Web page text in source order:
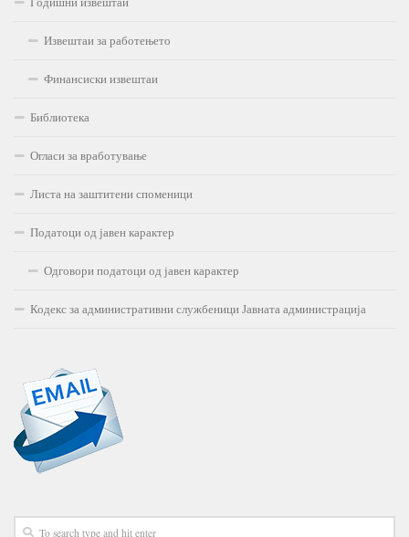
Извештаи за работењето
Финансиски извештаи
Библиотека
Огласи за вработување
Листа на заштитени споменици
Податоци од јавен карактер
Одговори податоци од јавен карактер
Кодекс за административни службеници Јавната администрација